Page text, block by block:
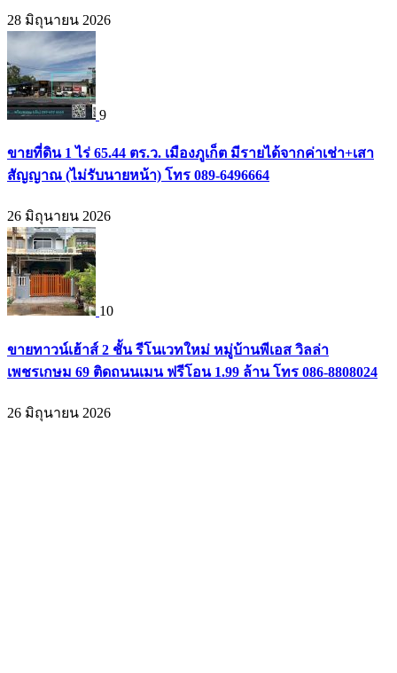
28 มิถุนายน 2026
9
ขายที่ดิน 1 ไร่ 65.44 ตร.ว. เมืองภูเก็ต มีรายได้จากค่าเช่า+เสา
สัญญาณ (ไม่รับนายหน้า) โทร 089-6496664
26 มิถุนายน 2026
10
ขายทาวน์เฮ้าส์ 2 ชั้น รีโนเวทใหม่ หมู่บ้านพีเอส วิลล่า
เพชรเกษม 69 ติดถนนเมน ฟรีโอน 1.99 ล้าน โทร 086-8808024
26 มิถุนายน 2026